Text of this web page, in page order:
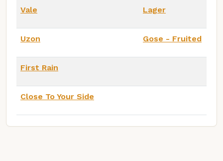
Vale Lager
Uzon Gose - Fruited
First Rain
Close To Your Side